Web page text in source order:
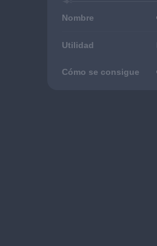
Nombre
Utilidad
Cómo se consigue